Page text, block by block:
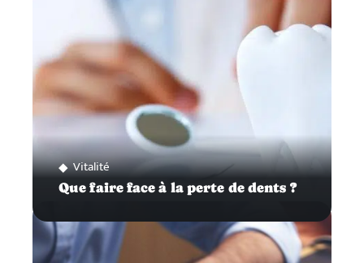
Vitalité
Que faire face à la perte de dents ?